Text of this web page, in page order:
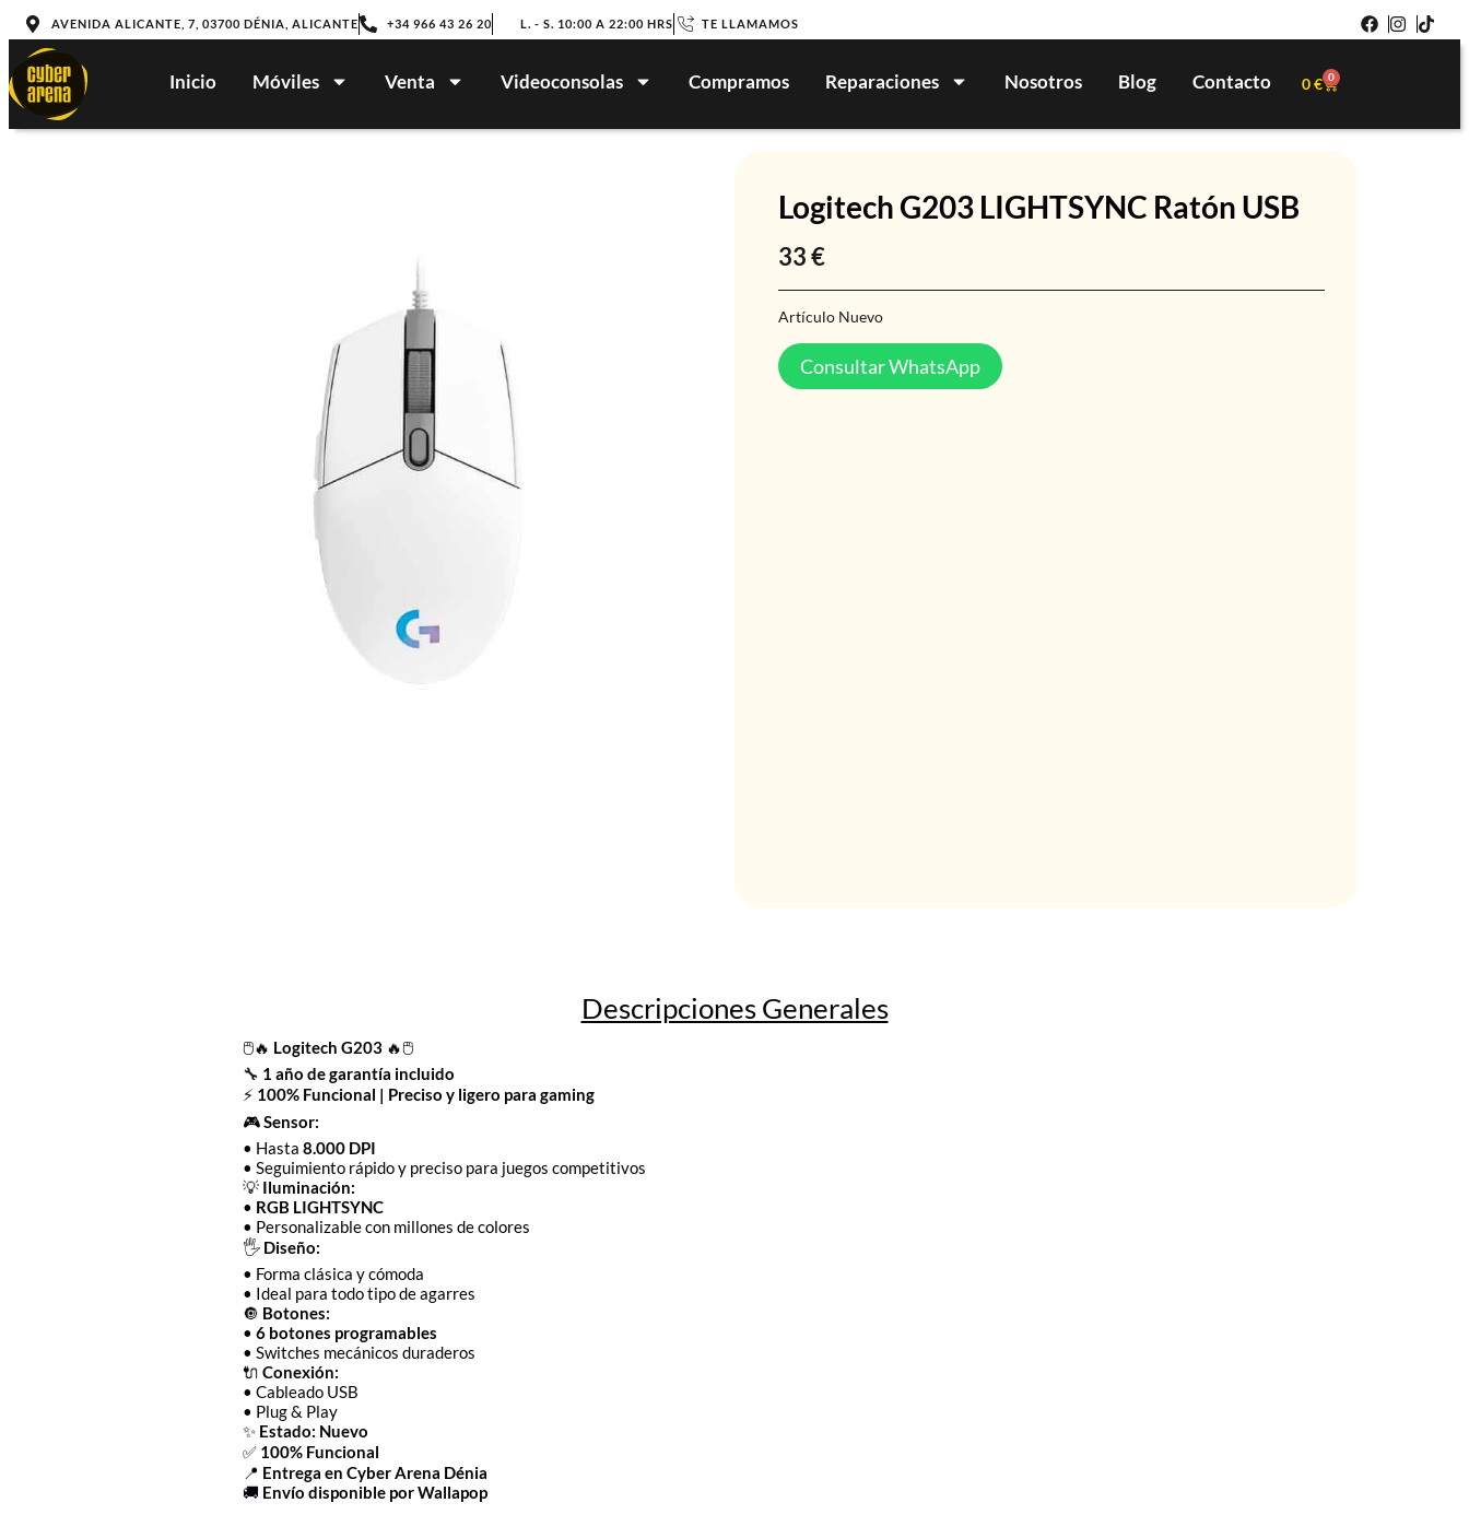
AVENIDA ALICANTE, 7, 03700 DÉNIA, ALICANTE +34 966 43 26 20 L. - S. 10:00 A 22:00 HRS TE LLAMAMOS
Inicio Móviles Venta Videoconsolas Compramos Reparaciones Nosotros Blog Contacto 0€ 0
Logitech G203 LIGHTSYNC Ratón USB
33€
Artículo Nuevo
Consultar WhatsApp
Descripciones Generales
🖱️🔥 Logitech G203 🔥🖱️
🔧 1 año de garantía incluido
⚡ 100% Funcional | Preciso y ligero para gaming
🎮Sensor:
• Hasta 8.000 DPI
• Seguimiento rápido y preciso para juegos competitivos
💡 Iluminación:
• RGB LIGHTSYNC
• Personalizable con millones de colores
🖐️ Diseño:
• Forma clásica y cómoda
• Ideal para todo tipo de agarres
🔘 Botones:
• 6 botones programables
• Switches mecánicos duraderos
🔌 Conexión:
• Cableado USB
• Plug & Play
✨ Estado: Nuevo
✅ 100% Funcional
📍 Entrega en Cyber Arena Dénia
🚚 Envío disponible por Wallapop